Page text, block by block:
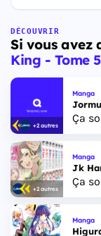
DÉCOUVRIR
Si vous avez
King - Tome 5
+2 autres
Manga
Ça
+2 autres
Manga
Jk
Ça
Manga